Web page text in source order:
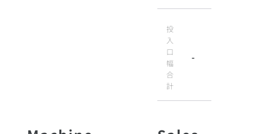
投
入
口
幅
合
計
-